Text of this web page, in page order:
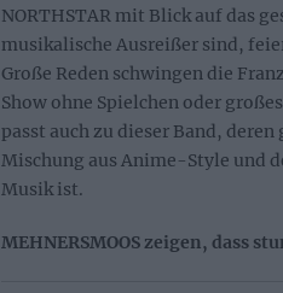
NORTHSTAR mit Blick auf das
musikalische Ausreißer sind,
Große Reden schwingen die
Show ohne Spielchen oder
passt auch zu dieser Band,
Mischung aus Anime-Style und
Musik ist.
MEHNERSMOOS zeigen, dass